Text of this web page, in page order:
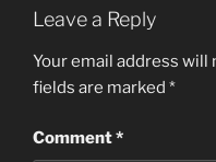
Leave a Reply
Your email address will
fields are marked *
Comment*